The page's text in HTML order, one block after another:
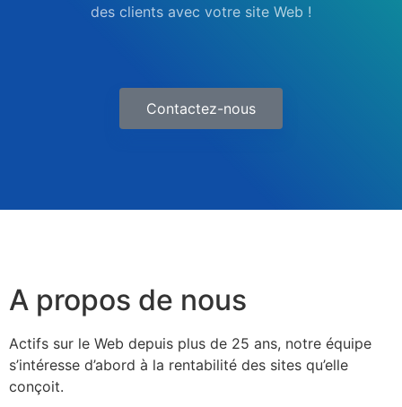
des clients avec votre site Web !
Contactez-nous
A propos de nous
Actifs sur le Web depuis plus de 25 ans, notre équipe
s’intéresse d’abord à la rentabilité des sites qu’elle
conçoit.